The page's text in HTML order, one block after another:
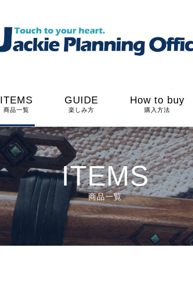
ITEMS
商品一覧
GUIDE
楽しみ方
How to buy
購入方法
ITEMS
商品一覧